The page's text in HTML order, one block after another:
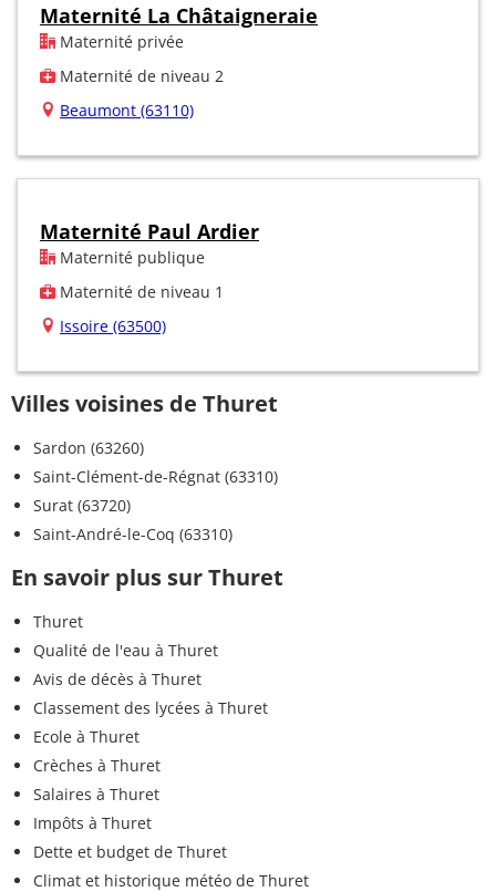
Maternité La Châtaigneraie
Maternité privée
Maternité de niveau 2
Beaumont (63110)
Maternité Paul Ardier
Maternité publique
Maternité de niveau 1
Issoire (63500)
Villes voisines de Thuret
Sardon (63260)
Saint-Clément-de-Régnat (63310)
Surat (63720)
Saint-André-le-Coq (63310)
En savoir plus sur Thuret
Thuret
Qualité de l'eau à Thuret
Avis de décès à Thuret
Classement des lycées à Thuret
Ecole à Thuret
Crèches à Thuret
Salaires à Thuret
Impôts à Thuret
Dette et budget de Thuret
Climat et historique météo de Thuret